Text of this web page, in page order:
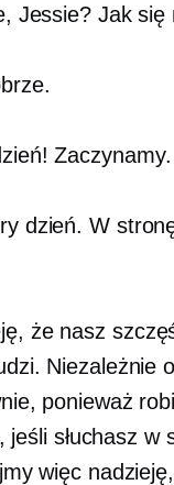
Jessie? Jak się
Zaczynamy.
dzień. W
że nasz
Niezależnie
ponieważ
słuchasz w
więc